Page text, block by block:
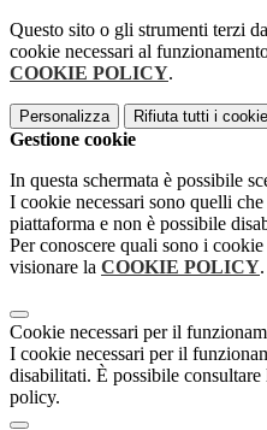
Questo sito o gli strumenti terzi
cookie necessari al
COOKIE POLICY.
Personalizza Rifiuta tutti i
Gestione cookie
In questa schermata è possibile
I cookie necessari sono quelli
piattaforma e non è possibile
Per conoscere quali sono i
visionare la COOKIE POLICY.
Cookie necessari per il
I cookie necessari per il
disabilitati. È possibile
policy.